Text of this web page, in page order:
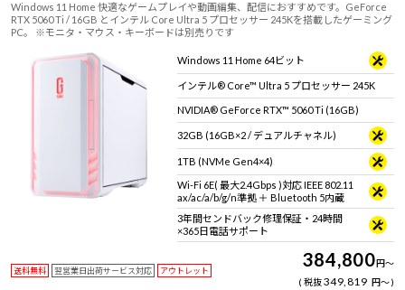
Windows 11 Home 快適なゲームプレイや動画編集、配信におすすめです。GeForce
RTX 5060 Ti / 16GB とインテル Core Ultra 5 プロセッサー 245Kを搭載したゲーミング
PC。 ※モニタ・マウス・キーボードは別売りです
Windows 11 Home 64ビット
インテル® Core™ Ultra 5 プロセッサー 245K
NVIDIA® GeForce RTX™ 5060 Ti (16GB)
32GB (16GB×2 / デュアルチャネル)
1TB (NVMe Gen4×4)
Wi-Fi 6E( 最大2.4Gbps )対応 IEEE 802.11
ax/ac/a/b/g/n準拠 ＋ Bluetooth 5内蔵
3年間センドバック修理保証・24時間
×365日電話サポート
送料無料 翌営業日出荷サービス対応 アウトレット 384,800円～
税抜349,819 円～